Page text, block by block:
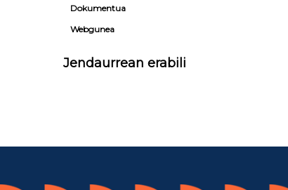
Dokumentua
Webgunea
Jendaurrean erabili